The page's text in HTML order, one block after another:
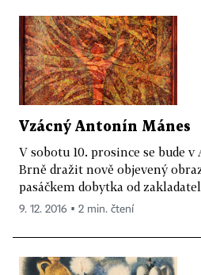
Vzácný Antonín Mánes
V sobotu 10. prosince se bude
Brně dražit nově objevený
pasáčkem dobytka od
9. 12. 2016 ▪ 2 min. čtení